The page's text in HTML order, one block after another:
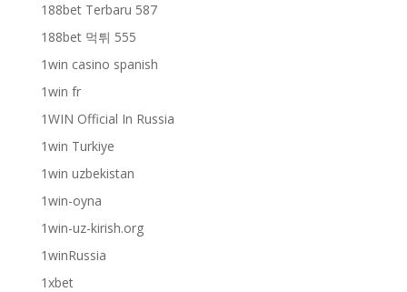
188bet Terbaru 587
188bet 먹튀 555
1win casino spanish
1win fr
1WIN Official In Russia
1win Turkiye
1win uzbekistan
1win-oyna
1win-uz-kirish.org
1winRussia
1xbet